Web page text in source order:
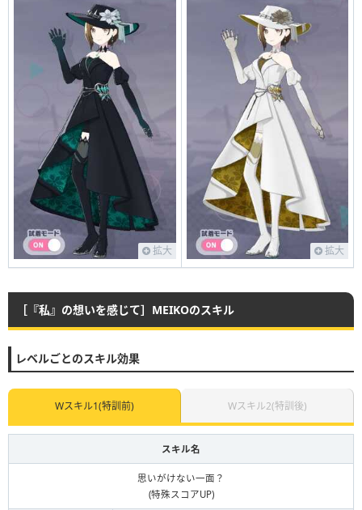
拡大 拡大
［『私』の想いを感じて］MEIKOのスキル
レベルごとのスキル効果
Wスキル1(特訓前) Wスキル2(特訓後)
スキル名
思いがけない一面？
(特殊スコアUP)